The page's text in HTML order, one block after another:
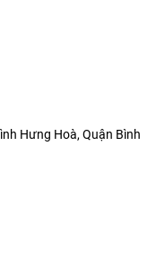
Hưng Hoà, Quận Bình